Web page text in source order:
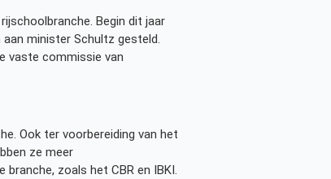
Begin dit jaar
minister Schultz gesteld.
vaste commissie van
Ook ter voorbereiding van het
ze meer
zoals het CBR en IBKI.